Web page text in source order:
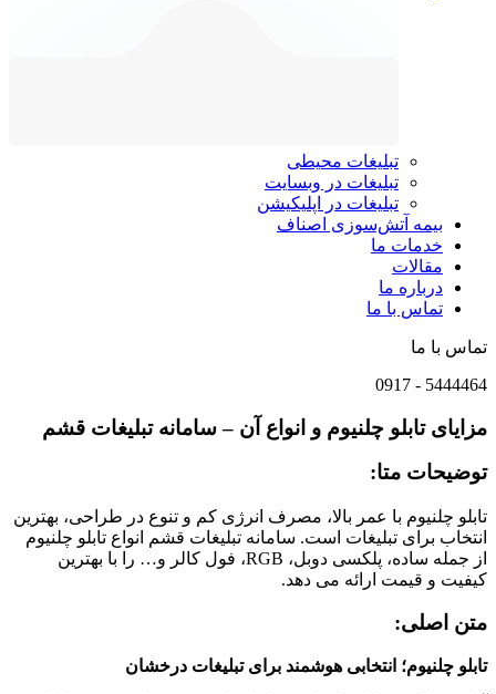
تبلیغات محیطی
تبلیغات در وبسایت
تبلیغات در اپلیکیشن
بیمه آتش‌سوزی اصناف
خدمات ما
مقالات
درباره ما
تماس با ما
تماس با ما
5444464
-
0917
مزایای تابلو چلنیوم و انواع آن – سامانه تبلیغات قشم
توضیحات متا:
تابلو چلنیوم با عمر بالا، مصرف انرژی کم و تنوع در طراحی، بهترین
انتخاب برای تبلیغات است. سامانه تبلیغات قشم انواع تابلو چلنیوم
از جمله ساده، پلکسی دوبل، RGB، فول کالر و… را با بهترین
کیفیت و قیمت ارائه می دهد.
متن اصلی:
تابلو چلنیوم؛ انتخابی هوشمند برای تبلیغات درخشان